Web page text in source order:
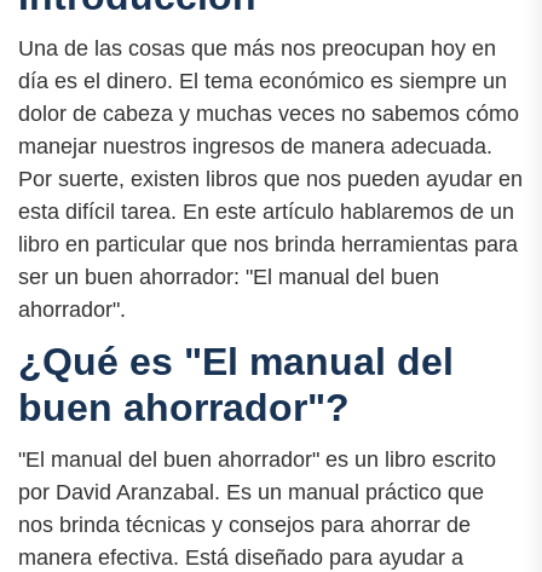
Una de las cosas que más nos preocupan hoy en
día es el dinero. El tema económico es siempre un
dolor de cabeza y muchas veces no sabemos cómo
manejar nuestros ingresos de manera adecuada.
Por suerte, existen libros que nos pueden ayudar en
esta difícil tarea. En este artículo hablaremos de un
libro en particular que nos brinda herramientas para
ser un buen ahorrador: "El manual del buen
ahorrador".
¿Qué es "El manual del
buen ahorrador"?
"El manual del buen ahorrador" es un libro escrito
por David Aranzabal. Es un manual práctico que
nos brinda técnicas y consejos para ahorrar de
manera efectiva. Está diseñado para ayudar a